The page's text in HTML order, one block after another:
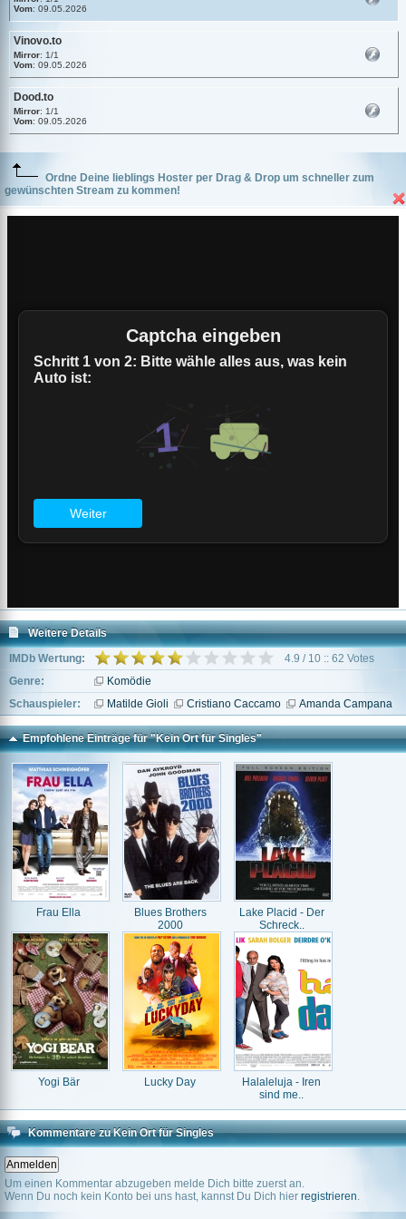
Vom: 09.05.2026
Vinovo.to
Mirror: 1/1
Vom: 09.05.2026
Dood.to
Mirror: 1/1
Vom: 09.05.2026
Ordne Deine lieblings Hoster per Drag & Drop um schneller zum
gewünschten Stream zu kommen!
Weitere Details
IMDb Wertung:
4.9 / 10 :: 62 Votes
Genre:
Komödie
Schauspieler:
Matilde Gioli Cristiano Caccamo Amanda Campana
Empfohlene Einträge für "Kein Ort für Singles"
Frau Ella
Blues Brothers
2000
Lake Placid - Der
Schreck..
Yogi Bär Lucky Day
Halaleluja - Iren
sind me..
Kommentare zu Kein Ort für Singles
Um einen Kommentar abzugeben melde Dich bitte zuerst an.
Wenn Du noch kein Konto bei uns hast, kannst Du Dich hier registrieren.